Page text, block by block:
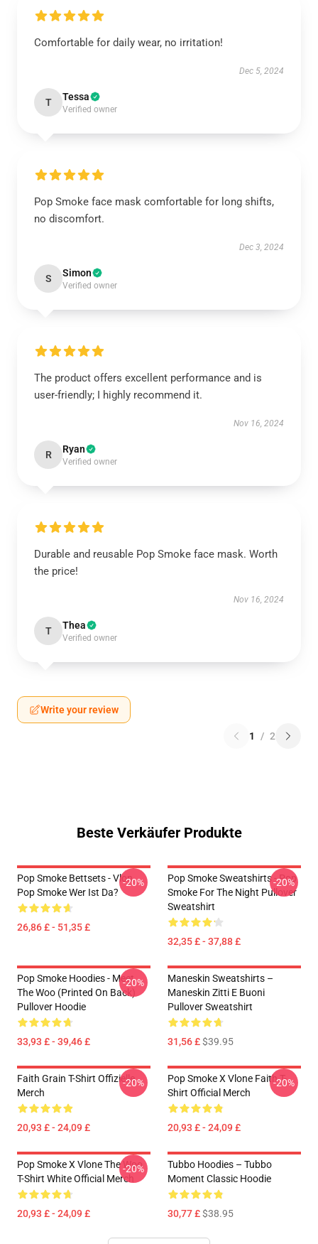
Comfortable for daily wear, no irritation!
Dec 5, 2024
T Tessa
Verified owner
Pop Smoke face mask comfortable for long shifts,
no discomfort.
Dec 3, 2024
S Simon
Verified owner
The product offers excellent performance and is
user-friendly; I highly recommend it.
Nov 16, 2024
R Ryan
Verified owner
Durable and reusable Pop Smoke face mask. Worth
the price!
Nov 16, 2024
T Thea
Verified owner
Write your review
1 / 2
Beste Verkäufer Produkte
Pop Smoke Bettsets - Vlon
Pop Smoke Wer Ist Da?
26,86 £ - 51,35 £
-20%
Pop Smoke Sweatshirts - Pop
Smoke For The Night Pullover
Sweatshirt
32,35 £ - 37,88 £
-20%
Pop Smoke Hoodies - Meet
The Woo (printed On Back)
Pullover Hoodie
33,93 £ - 39,46 £
-20%
Maneskin Sweatshirts –
Maneskin Zitti E Buoni
Pullover Sweatshirt
31,56 £$39.95
Faith Grain T-Shirt Offizielle
Merch
20,93 £ - 24,09 £
-20%
Pop Smoke X Vlone Faith T-
Shirt Official Merch
20,93 £ - 24,09 £
-20%
Pop Smoke X Vlone The Woo
T-Shirt White Official Merch
20,93 £ - 24,09 £
-20%
Tubbo Hoodies – Tubbo
Moment Classic Hoodie
30,77 £$38.95